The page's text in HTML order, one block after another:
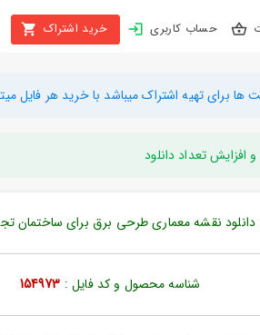
خرید اشتراک
تهیه اشتراک میباشد با خرید هر فایل میتوانید به مدت
تعداد دانلود
دانلود نقشه معماری طرحی برق برای ساختمان تجاری
شناسه محصول و کد فایل : 154973